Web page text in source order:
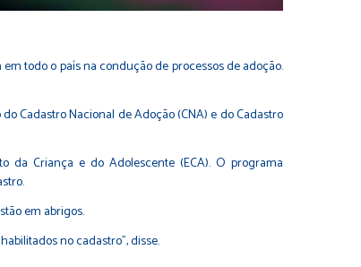
todo o país na condução de processos de adoção.
Cadastro Nacional de Adoção (CNA) e do Cadastro
da Criança e do Adolescente (ECA). O programa
em abrigos.
no cadastro”, disse.